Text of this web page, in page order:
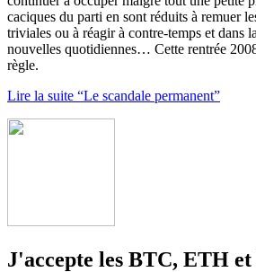
caciques du parti en sont réduits à remuer
triviales ou à réagir à contre-temps et dans
nouvelles quotidiennes… Cette rentrée
règle.
Lire la suite “Le scandale permanent”
J'accepte les BTC, ETH